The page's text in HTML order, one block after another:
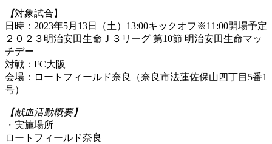
【対象試合】
日時：2023年5月13日（土）13:00キックオフ※11:00開場予定
２０２３明治安田生命Ｊ３リーグ 第10節 明治安田生命マッ
チデー
対戦：FC大阪
会場：ロートフィールド奈良（奈良市法蓮佐保山四丁目5番1
号）
【献血活動概要】
・実施場所
ロートフィールド奈良